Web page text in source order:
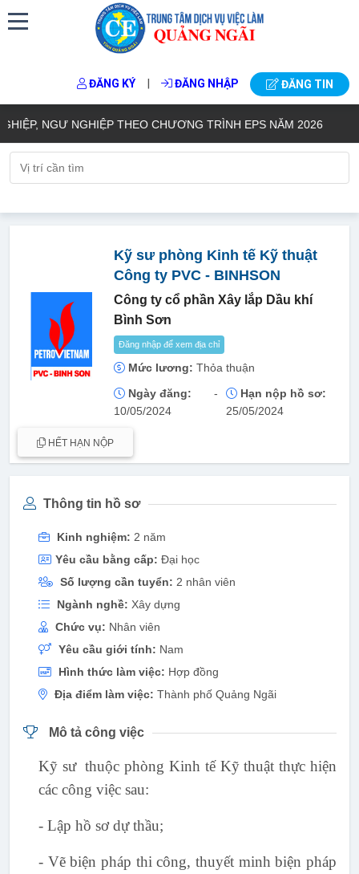
ĐĂNG KÝ | ĐĂNG NHẬP ĐĂNG TIN
NGƯ NGHIỆP THEO CHƯƠNG TRÌNH EPS NĂM 2026
Kỹ sư phòng Kinh tế Kỹ thuật
Công ty PVC - BINHSON
Công ty cổ phần Xây lắp Dầu khí
Bình Sơn
Đăng nhập để xem địa chỉ
Mức lương: Thỏa thuận
Ngày đăng:
10/05/2024
-
Hạn nộp hồ sơ:
25/05/2024
HẾT HẠN NỘP
Thông tin hồ sơ
Kinh nghiệm: 2 năm
Yêu cầu bằng cấp: Đại học
Số lượng cần tuyển: 2 nhân viên
Ngành nghề: Xây dựng
Chức vụ: Nhân viên
Yêu cầu giới tính: Nam
Hình thức làm việc: Hợp đồng
Địa điểm làm việc: Thành phố Quảng Ngãi
Mô tả công việc
Kỹ sư thuộc phòng Kinh tế Kỹ thuật thực hiện
các công việc sau:
- Lập hồ sơ dự thầu;
- Vẽ biện pháp thi công, thuyết minh biện pháp